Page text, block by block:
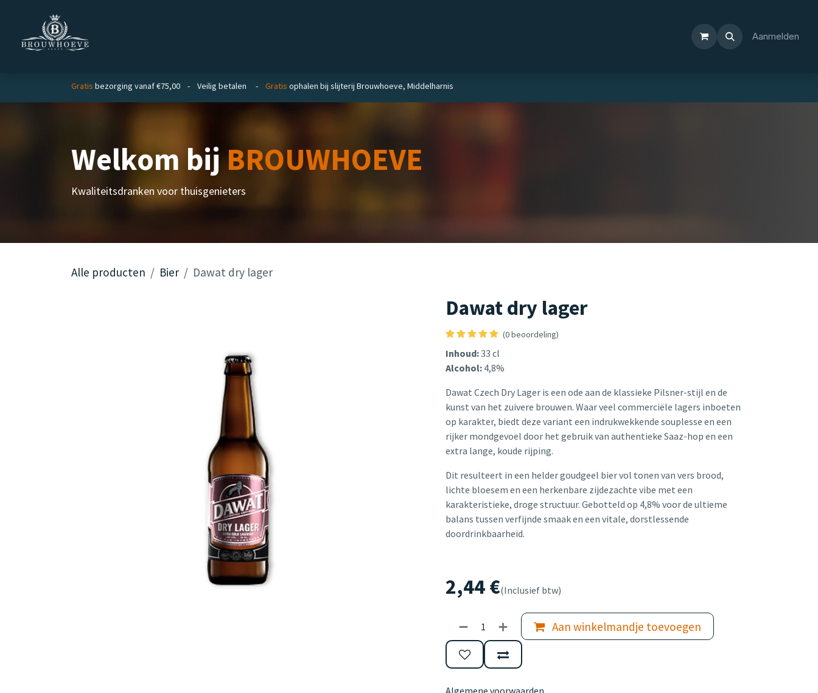
Aanmelden
Gratis bezorging vanaf €75,00 - Veilig betalen - Gratis ophalen bij slijterij Brouwhoeve, Middelharnis
Welkom bijBROUWHOEVE
Kwaliteitsdranken voor thuisgenieters
Alle producten Bier Dawat dry lager
Dawat dry lager
(0 beoordeling)
Inhoud:33 cl
Alcohol: 4,8%
Dawat Czech Dry Lager is een ode aan de klassieke Pilsner-stijl en de
kunst van het zuivere brouwen. Waar veel commerciële lagers inboeten
op karakter, biedt deze variant een indrukwekkende souplesse en een
rijker mondgevoel door het gebruik van authentieke Saaz-hop en een
extra lange, koude rijping.
Dit resulteert in een helder goudgeel bier vol tonen van vers brood,
lichte bloesem en een herkenbare zijdezachte vibe met een
karakteristieke, droge structuur. Gebotteld op 4,8% voor de ultieme
balans tussen verfijnde smaak en een vitale, dorstlessende
doordrinkbaarheid.
2,44€(Inclusief btw)
Aan winkelmandje toevoegen